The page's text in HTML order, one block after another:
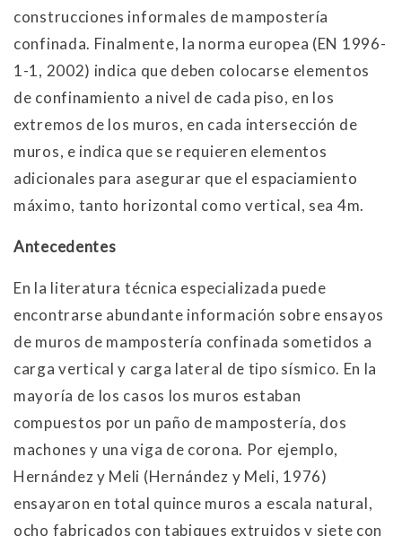
construcciones informales de mampostería
confinada. Finalmente, la norma europea (EN 1996-
1-1, 2002) indica que deben colocarse elementos
de confinamiento a nivel de cada piso, en los
extremos de los muros, en cada intersección de
muros, e indica que se requieren elementos
adicionales para asegurar que el espaciamiento
máximo, tanto horizontal como vertical, sea 4m.
Antecedentes
En la literatura técnica especializada puede
encontrarse abundante información sobre ensayos
de muros de mampostería confinada sometidos a
carga vertical y carga lateral de tipo sísmico. En la
mayoría de los casos los muros estaban
compuestos por un paño de mampostería, dos
machones y una viga de corona. Por ejemplo,
Hernández y Meli (Hernández y Meli, 1976)
ensayaron en total quince muros a escala natural,
ocho fabricados con tabiques extruidos y siete con